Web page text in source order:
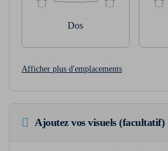
Dos
Afficher plus d'emplacements
Ajoutez vos visuels (facultatif)